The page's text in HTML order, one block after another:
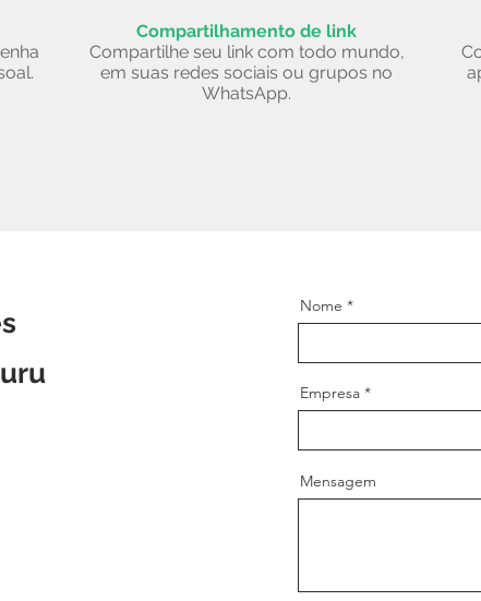
Compartilhamento de link
Compartilhe seu link com todo mundo,
em suas redes sociais ou grupos no
WhatsApp.
Nome
Empresa
Mensagem